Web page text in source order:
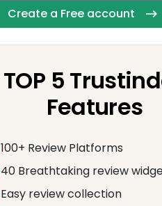
Create a Free account
TOP 5
Features
100+ Review Platforms
40 Breathtaking review
Easy review collection